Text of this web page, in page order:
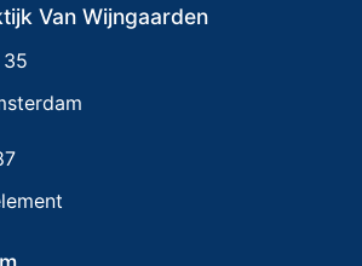
Van Wijngaarden